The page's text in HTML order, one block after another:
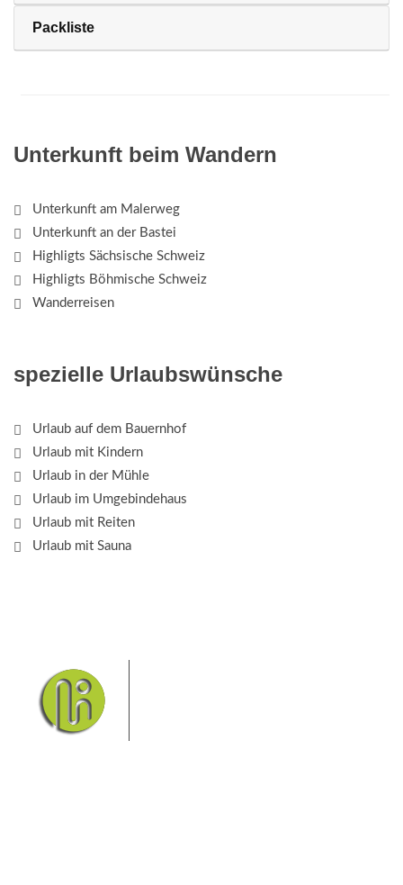
Packliste
Unterkunft beim Wandern
Unterkunft am Malerweg
Unterkunft an der Bastei
Highligts Sächsische Schweiz
Highligts Böhmische Schweiz
Wanderreisen
spezielle Urlaubswünsche
Urlaub auf dem Bauernhof
Urlaub mit Kindern
Urlaub in der Mühle
Urlaub im Umgebindehaus
Urlaub mit Reiten
Urlaub mit Sauna